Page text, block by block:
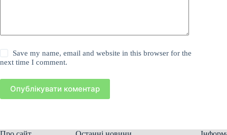
Save my name, email and website in this browser for the
next time I comment.
Опублікувати коментар